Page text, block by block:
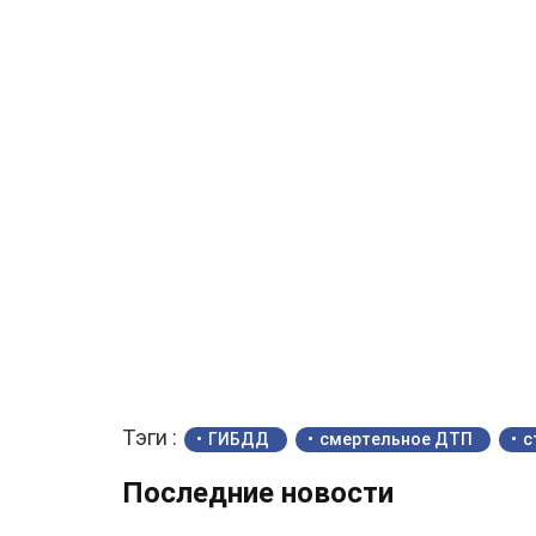
Тэги : ГИБДД смертельное ДТП
Последние новости